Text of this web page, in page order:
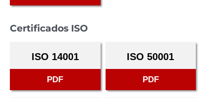
Certificados ISO
ISO 14001
PDF
ISO 50001
PDF